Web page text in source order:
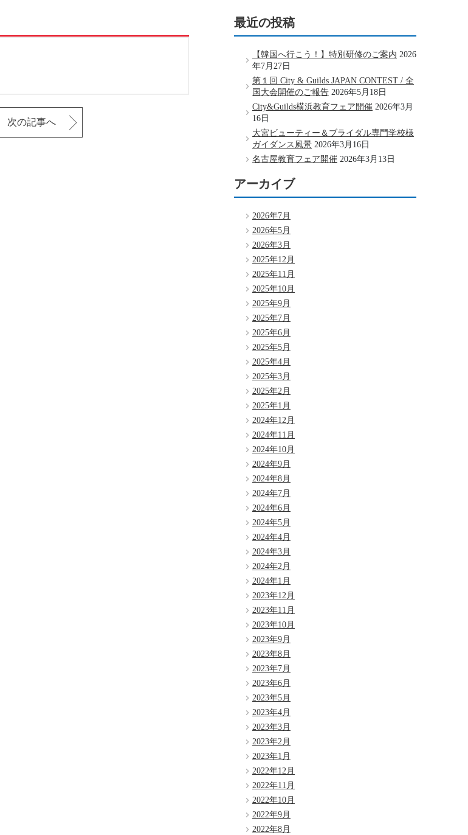
次の記事へ
最近の投稿
【韓国へ行こう！】特別研修のご案内 2026
年7月27日
第１回 City & Guilds JAPAN CONTEST / 全
国大会開催のご報告 2026年5月18日
City&Guilds横浜教育フェア開催 2026年3月
16日
大宮ビューティー＆ブライダル専門学校様
ガイダンス風景 2026年3月16日
名古屋教育フェア開催 2026年3月13日
アーカイブ
2026年7月
2026年5月
2026年3月
2025年12月
2025年11月
2025年10月
2025年9月
2025年7月
2025年6月
2025年5月
2025年4月
2025年3月
2025年2月
2025年1月
2024年12月
2024年11月
2024年10月
2024年9月
2024年8月
2024年7月
2024年6月
2024年5月
2024年4月
2024年3月
2024年2月
2024年1月
2023年12月
2023年11月
2023年10月
2023年9月
2023年8月
2023年7月
2023年6月
2023年5月
2023年4月
2023年3月
2023年2月
2023年1月
2022年12月
2022年11月
2022年10月
2022年9月
2022年8月